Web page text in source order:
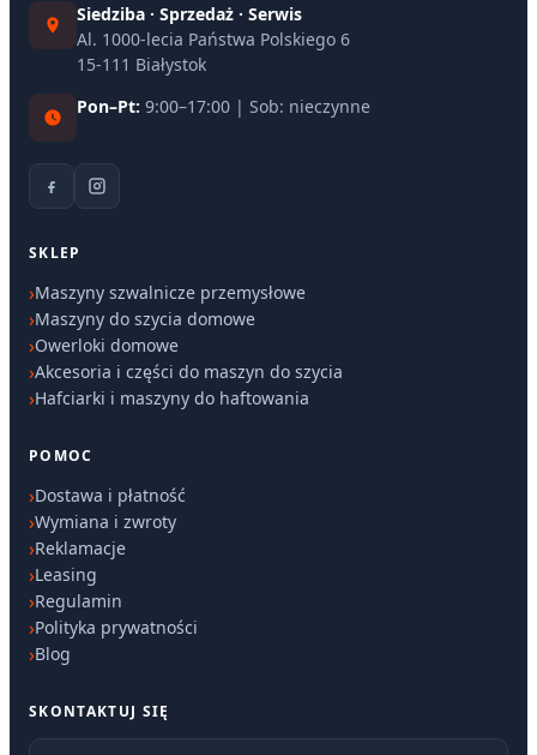
Siedziba · Sprzedaż · Serwis
Al. 1000-lecia Państwa Polskiego 6
15-111 Białystok
Pon–Pt: 9:00–17:00 | Sob: nieczynne
SKLEP
Maszyny szwalnicze przemysłowe
Maszyny do szycia domowe
Owerloki domowe
Akcesoria i części do maszyn do szycia
Hafciarki i maszyny do haftowania
POMOC
Dostawa i płatność
Wymiana i zwroty
Reklamacje
Leasing
Regulamin
Polityka prywatności
Blog
SKONTAKTUJ SIĘ